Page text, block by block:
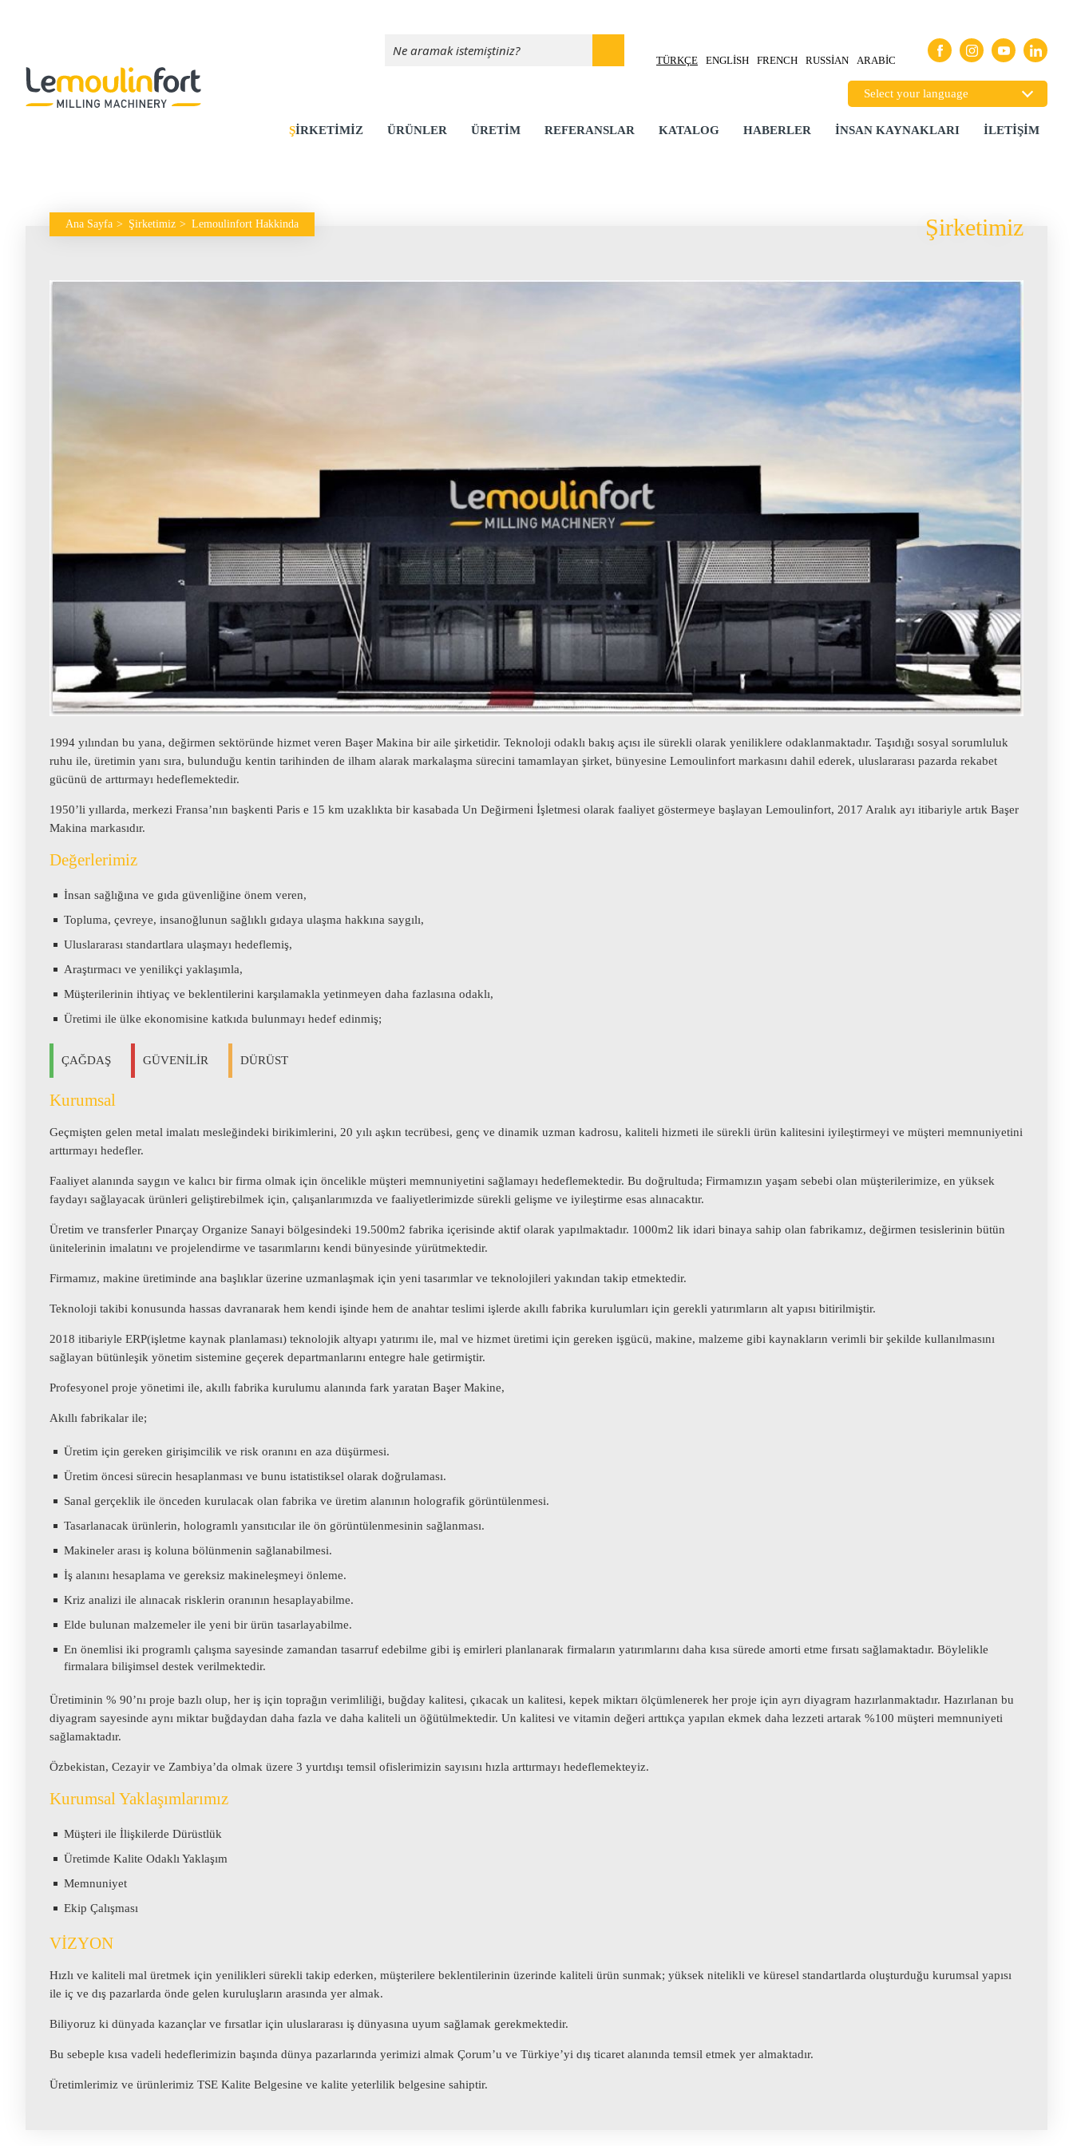
TÜRKÇE ENGLISH FRENCH RUSSIAN ARABIC
ŞIRKETIMIZ ÜRÜNLER ÜRETİM REFERANSLAR KATALOG HABERLER İNSAN KAYNAKLARI İLETIŞIM
Ana Sayfa Şirketimiz Lemoulinfort Hakkinda Şirketimiz
1994 yılından bu yana, değirmen sektöründe hizmet veren Başer Makina bir aile şirketidir. Teknoloji odaklı bakış açısı ile sürekli olarak yeniliklere odaklanmaktadır. Taşıdığı sosyal sorumluluk
ruhu ile, üretimin yanı sıra, bulunduğu kentin tarihinden de ilham alarak markalaşma sürecini tamamlayan şirket, bünyesine Lemoulinfort markasını dahil ederek, uluslararası pazarda rekabet
gücünü de arttırmayı hedeflemektedir.
1950’li yıllarda, merkezi Fransa’nın başkenti Paris e 15 km uzaklıkta bir kasabada Un Değirmeni İşletmesi olarak faaliyet göstermeye başlayan Lemoulinfort, 2017 Aralık ayı itibariyle artık Başer
Makina markasıdır.
Değerlerimiz
İnsan sağlığına ve gıda güvenliğine önem veren,
Topluma, çevreye, insanoğlunun sağlıklı gıdaya ulaşma hakkına saygılı,
Uluslararası standartlara ulaşmayı hedeflemiş,
Araştırmacı ve yenilikçi yaklaşımla,
Müşterilerinin ihtiyaç ve beklentilerini karşılamakla yetinmeyen daha fazlasına odaklı,
Üretimi ile ülke ekonomisine katkıda bulunmayı hedef edinmiş;
ÇAĞDAŞ GÜVENİLİR DÜRÜST
Kurumsal
Geçmişten gelen metal imalatı mesleğindeki birikimlerini, 20 yılı aşkın tecrübesi, genç ve dinamik uzman kadrosu, kaliteli hizmeti ile sürekli ürün kalitesini iyileştirmeyi ve müşteri memnuniyetini
arttırmayı hedefler.
Faaliyet alanında saygın ve kalıcı bir firma olmak için öncelikle müşteri memnuniyetini sağlamayı hedeflemektedir. Bu doğrultuda; Firmamızın yaşam sebebi olan müşterilerimize, en yüksek
faydayı sağlayacak ürünleri geliştirebilmek için, çalışanlarımızda ve faaliyetlerimizde sürekli gelişme ve iyileştirme esas alınacaktır.
Üretim ve transferler Pınarçay Organize Sanayi bölgesindeki 19.500m2 fabrika içerisinde aktif olarak yapılmaktadır. 1000m2 lik idari binaya sahip olan fabrikamız, değirmen tesislerinin bütün
ünitelerinin imalatını ve projelendirme ve tasarımlarını kendi bünyesinde yürütmektedir.
Firmamız, makine üretiminde ana başlıklar üzerine uzmanlaşmak için yeni tasarımlar ve teknolojileri yakından takip etmektedir.
Teknoloji takibi konusunda hassas davranarak hem kendi işinde hem de anahtar teslimi işlerde akıllı fabrika kurulumları için gerekli yatırımların alt yapısı bitirilmiştir.
2018 itibariyle ERP(işletme kaynak planlaması) teknolojik altyapı yatırımı ile, mal ve hizmet üretimi için gereken işgücü, makine, malzeme gibi kaynakların verimli bir şekilde kullanılmasını
sağlayan bütünleşik yönetim sistemine geçerek departmanlarını entegre hale getirmiştir.
Profesyonel proje yönetimi ile, akıllı fabrika kurulumu alanında fark yaratan Başer Makine,
Akıllı fabrikalar ile;
Üretim için gereken girişimcilik ve risk oranını en aza düşürmesi.
Üretim öncesi sürecin hesaplanması ve bunu istatistiksel olarak doğrulaması.
Sanal gerçeklik ile önceden kurulacak olan fabrika ve üretim alanının holografik görüntülenmesi.
Tasarlanacak ürünlerin, hologramlı yansıtıcılar ile ön görüntülenmesinin sağlanması.
Makineler arası iş koluna bölünmenin sağlanabilmesi.
İş alanını hesaplama ve gereksiz makineleşmeyi önleme.
Kriz analizi ile alınacak risklerin oranının hesaplayabilme.
Elde bulunan malzemeler ile yeni bir ürün tasarlayabilme.
En önemlisi iki programlı çalışma sayesinde zamandan tasarruf edebilme gibi iş emirleri planlanarak firmaların yatırımlarını daha kısa sürede amorti etme fırsatı sağlamaktadır. Böylelikle
firmalara bilişimsel destek verilmektedir.
Üretiminin % 90’nı proje bazlı olup, her iş için toprağın verimliliği, buğday kalitesi, çıkacak un kalitesi, kepek miktarı ölçümlenerek her proje için ayrı diyagram hazırlanmaktadır. Hazırlanan bu
diyagram sayesinde aynı miktar buğdaydan daha fazla ve daha kaliteli un öğütülmektedir. Un kalitesi ve vitamin değeri arttıkça yapılan ekmek daha lezzeti artarak %100 müşteri memnuniyeti
sağlamaktadır.
Özbekistan, Cezayir ve Zambiya’da olmak üzere 3 yurtdışı temsil ofislerimizin sayısını hızla arttırmayı hedeflemekteyiz.
Kurumsal Yaklaşımlarımız
Müşteri ile İlişkilerde Dürüstlük
Üretimde Kalite Odaklı Yaklaşım
Memnuniyet
Ekip Çalışması
VİZYON
Hızlı ve kaliteli mal üretmek için yenilikleri sürekli takip ederken, müşterilere beklentilerinin üzerinde kaliteli ürün sunmak; yüksek nitelikli ve küresel standartlarda oluşturduğu kurumsal yapısı
ile iç ve dış pazarlarda önde gelen kuruluşların arasında yer almak.
Biliyoruz ki dünyada kazançlar ve fırsatlar için uluslararası iş dünyasına uyum sağlamak gerekmektedir.
Bu sebeple kısa vadeli hedeflerimizin başında dünya pazarlarında yerimizi almak Çorum’u ve Türkiye’yi dış ticaret alanında temsil etmek yer almaktadır.
Üretimlerimiz ve ürünlerimiz TSE Kalite Belgesine ve kalite yeterlilik belgesine sahiptir.